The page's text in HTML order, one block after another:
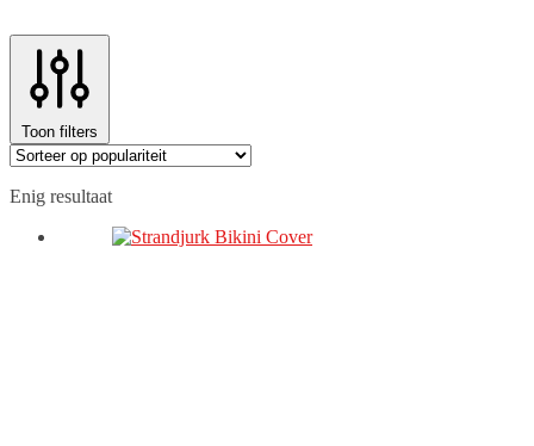
Toon filters
Enig resultaat